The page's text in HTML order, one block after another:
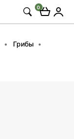
0
Грибы